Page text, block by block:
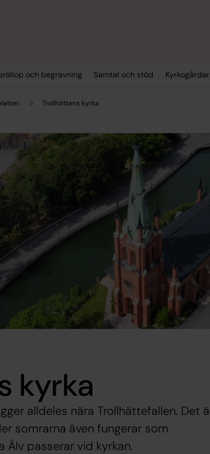
och begravning Samtal och stöd Kyrkogårdar
Trollhättans kyrka
kyrka
alldeles nära Trollhättefallen. Det
somrarna även fungerar som
Älv passerar vid kyrkan.